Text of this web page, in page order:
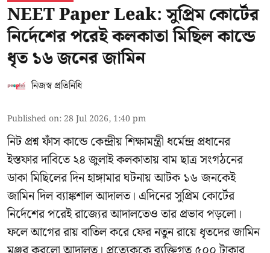
NEET Paper Leak: সুপ্রিম কোর্টের
নির্দেশের পরেই কলকাতা মিছিল কান্ডে
ধৃত ১৬ জনের জামিন
নিজস্ব প্রতিনিধি
Published on: 28 Jul 2026, 1:40 pm
নিট প্রশ্ন ফাঁস কান্ডে কেন্দ্রীয় শিক্ষামন্ত্রী ধর্মেন্দ্র প্রধানের
ইস্তফার দাবিতে ২৪ জুলাই কলকাতায় বাম ছাত্র সংগঠনের
ডাকা মিছিলের দিন হাঙ্গামার ঘটনায় আটক ১৬ জনকেই
জামিন দিল ব্যাঙ্কশাল আদালত। এদিনের সুপ্রিম কোর্টের
নির্দেশের পরেই রাজ্যের আদালতেও তার প্রভাব পড়লো।
ফলে আগের রায় বাতিল করে ফের নতুন রায়ে ধৃতদের জামিন